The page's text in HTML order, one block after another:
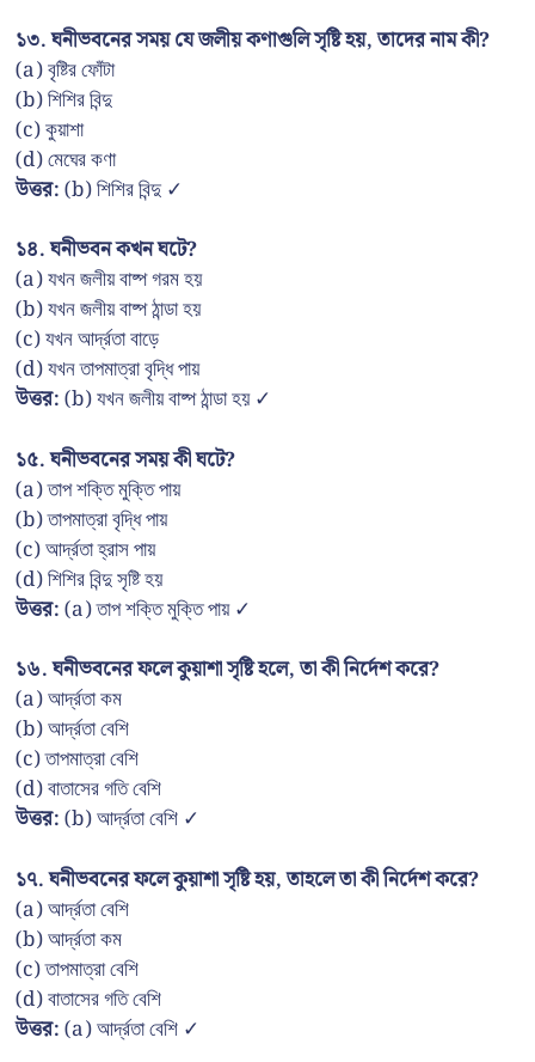
১৩. ঘনীভবনের সময় যে জলীয় কণাগুলি সৃষ্টি হয়, তাদের নাম কী?
(a) বৃষ্টির ফোঁটা
(b) শিশির বিন্দু
(c) কুয়াশা
(d) মেঘের কণা
উত্তর:(b) শিশির বিন্দু ✓
১৪. ঘনীভবন কখন ঘটে?
(a) যখন জলীয় বাষ্প গরম হয়
(b) যখন জলীয় বাষ্প ঠান্ডা হয়
(c) যখন আর্দ্রতা বাড়ে
(d) যখন তাপমাত্রা বৃদ্ধি পায়
উত্তর:(b) যখন জলীয় বাষ্প ঠান্ডা হয় ✓
১৫. ঘনীভবনের সময় কী ঘটে?
(a) তাপ শক্তি মুক্তি পায়
(b) তাপমাত্রা বৃদ্ধি পায়
(c) আর্দ্রতা হ্রাস পায়
(d) শিশির বিন্দু সৃষ্টি হয়
উত্তর:(a) তাপ শক্তি মুক্তি পায় ✓
১৬. ঘনীভবনের ফলে কুয়াশা সৃষ্টি হলে, তা কী নির্দেশ করে?
(a) আর্দ্রতা কম
(b) আর্দ্রতা বেশি
(c) তাপমাত্রা বেশি
(d) বাতাসের গতি বেশি
উত্তর:(b) আর্দ্রতা বেশি ✓
১৭. ঘনীভবনের ফলে কুয়াশা সৃষ্টি হয়, তাহলে তা কী নির্দেশ করে?
(a) আর্দ্রতা বেশি
(b) আর্দ্রতা কম
(c) তাপমাত্রা বেশি
(d) বাতাসের গতি বেশি
উত্তর:(a) আর্দ্রতা বেশি ✓